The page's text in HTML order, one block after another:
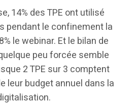
14% des TPE ont utilisé
pendant le confinement la
le webinar. Et le bilan de
peu forcée semble
2 TPE sur 3 comptent
leur budget annuel dans la